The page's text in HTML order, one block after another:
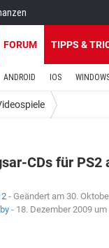
FORUM TIPPS &
ANDROID IOS
CDs für PS2
- Geändert am 30.
- 18. Dezember 2009 um